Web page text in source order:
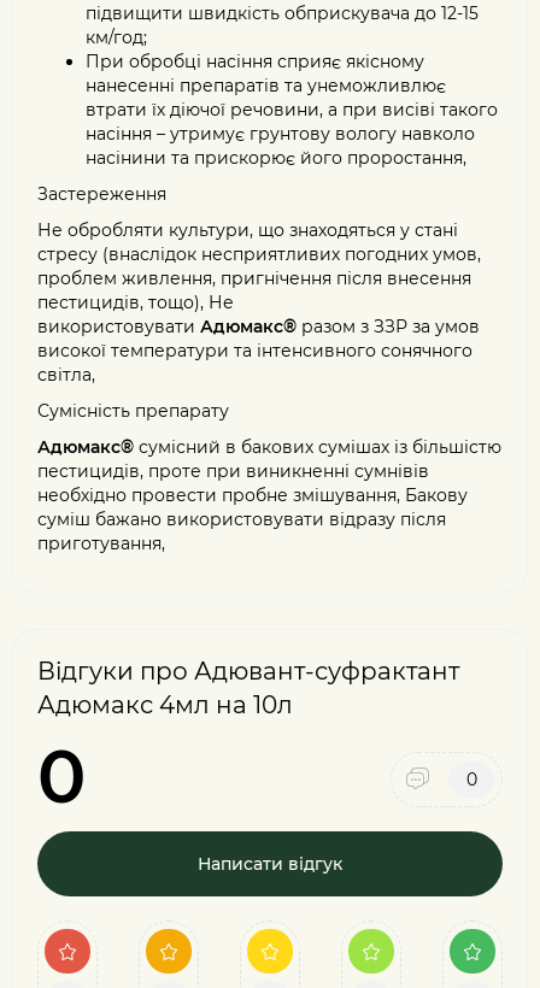
підвищити швидкість обприскувача до 12-15
км/год;
При обробці насіння сприяє якісному
нанесенні препаратів та унеможливлює
втрати їх діючої речовини, а при висіві такого
насіння – утримує грунтову вологу навколо
насінини та прискорює його проростання,
Застереження
Не обробляти культури, що знаходяться у стані
стресу (внаслідок несприятливих погодних умов,
проблем живлення, пригнічення після внесення
пестицидів, тощо), Не
використовувати Адюмакс® разом з ЗЗР за умов
високої температури та інтенсивного сонячного
світла,
Сумісність препарату
Адюмакс® сумісний в бакових сумішах із більшістю
пестицидів, проте при виникненні сумнівів
необхідно провести пробне змішування, Бакову
суміш бажано використовувати відразу після
приготування,
Відгуки про Адювант-суфрактант
Адюмакс 4мл на 10л
0 0
Написати відгук